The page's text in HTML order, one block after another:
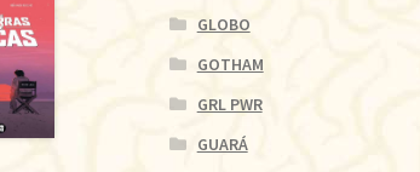
GLOBO
GOTHAM
GRL PWR
GUARÁ